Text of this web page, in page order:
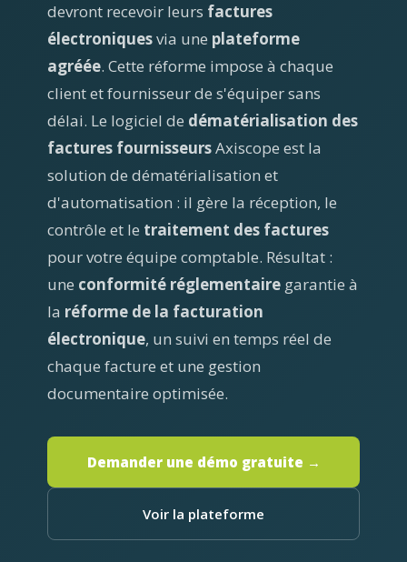
devront recevoir leurs factures
électroniquesvia une plateforme
agréée. Cette réforme impose à chaque
client et fournisseur de s'équiper sans
délai. Le logiciel de dématérialisation des
factures fournisseursAxiscope est la
solution de dématérialisation et
d'automatisation : il gère la réception, le
contrôle et le traitement des factures
pour votre équipe comptable. Résultat :
une conformité réglementaire garantie à
la réforme de la facturation
électronique, un suivi en temps réel de
chaque facture et une gestion
documentaire optimisée.
Demander une démo gratuite →
Voir la plateforme